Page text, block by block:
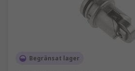
Begränsat lager